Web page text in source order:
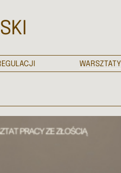
WARSZTATY